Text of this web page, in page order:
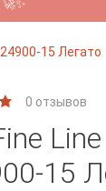
🚀✨
15 Легато
0 отзывов
15